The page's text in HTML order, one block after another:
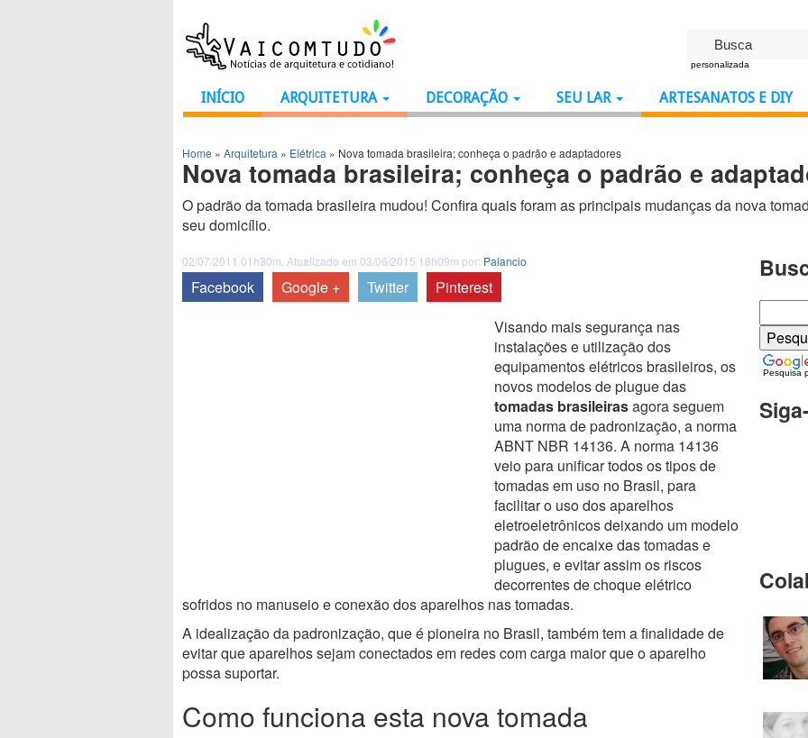
personalizada
INÍCIO ARQUITETURA DECORAÇÃO SEU LAR ARTESANATOS E DIY
Home » Arquitetura » Elétrica » Nova tomada brasileira; conheça o padrão e adaptadores
Nova tomada brasileira; conheça o padrão e
O padrão da tomada brasileira mudou! Confira quais foram as principais mudanças da nova
seu domicílio.
02/07/2011 01h30m. Atualizado em 03/06/2015 18h09m por: Palancio
Facebook Google + Twitter
Pinterest
Visando mais segurança nas
instalações e utilização dos
equipamentos elétricos brasileiros, os
novos modelos de plugue das
tomadas brasileirasagora seguem
uma norma de padronização, a norma
ABNT NBR 14136. A norma 14136
veio para unificar todos os tipos de
tomadas em uso no Brasil, para
facilitar o uso dos aparelhos
eletroeletrônicos deixando um modelo
padrão de encaixe das tomadas e
plugues, e evitar assim os riscos
decorrentes de choque elétrico
sofridos no manuseio e conexão dos aparelhos nas tomadas.
A idealização da padronização, que é pioneira no Brasil, também tem a finalidade de
evitar que aparelhos sejam conectados em redes com carga maior que o aparelho
possa suportar.
Como funciona esta nova tomada
Pesquisa